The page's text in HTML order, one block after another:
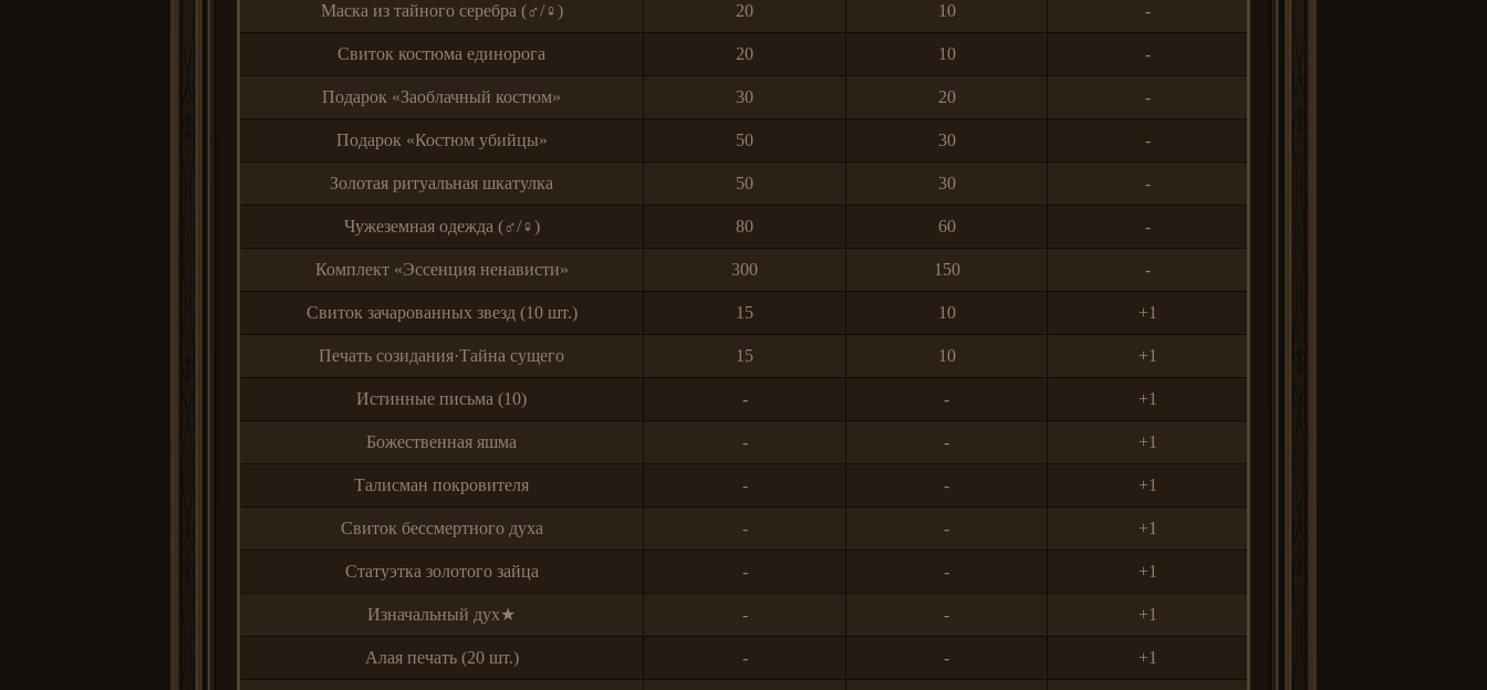
Маска из тайного серебра (♂/♀) 20 10 -
Свиток костюма единорога 20 10 -
Подарок «Заоблачный костюм» 30 20 -
Подарок «Костюм убийцы» 50 30 -
Золотая ритуальная шкатулка 50 30 -
Чужеземная одежда (♂/♀) 80 60 -
Комплект «Эссенция ненависти» 300 150 -
Свиток зачарованных звезд (10 шт.) 15 10 +1
Печать созидания·Тайна сущего 15 10 +1
Истинные письма (10) - - +1
Божественная яшма - - +1
Талисман покровителя - - +1
Свиток бессмертного духа - - +1
Статуэтка золотого зайца - - +1
Изначальный дух★ - - +1
Алая печать (20 шт.) - - +1